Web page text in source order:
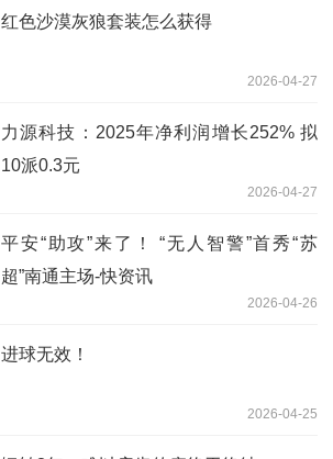
红色沙漠灰狼套装怎么获得
2026-04-27
力源科技：2025年净利润增长252% 拟
10派0.3元
2026-04-27
平安“助攻”来了！ “无人智警”首秀“苏
超”南通主场-快资讯
2026-04-26
进球无效！
2026-04-25